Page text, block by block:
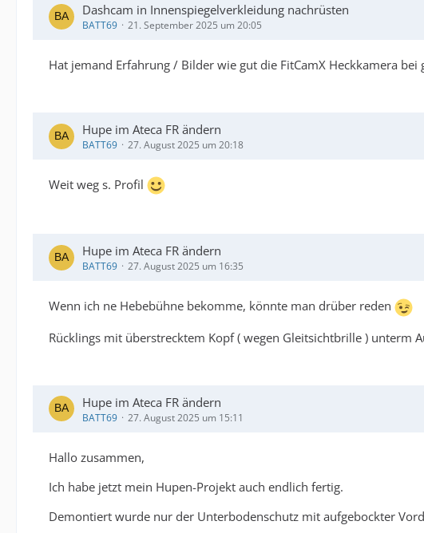
Dashcam in Innenspiegelverkleidung nachrüsten
BATT69 21. September 2025 um 20:05
Hat jemand Erfahrung / Bilder wie gut die FitCamX Heckkamera
Hupe im Ateca FR ändern
BATT69 27. August 2025 um 20:18
Weit weg s. Profil
Hupe im Ateca FR ändern
BATT69 27. August 2025 um 16:35
Wenn ich ne Hebebühne bekomme, könnte man drüber reden
Rücklings mit überstrecktem Kopf ( wegen Gleitsichtbrille )
Hupe im Ateca FR ändern
BATT69 27. August 2025 um 15:11
Hallo zusammen,
Ich habe jetzt mein Hupen-Projekt auch endlich fertig.
Demontiert wurde nur der Unterbodenschutz mit aufgebockter